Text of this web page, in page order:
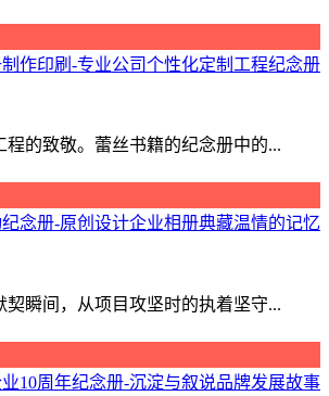
的致敬。蕾丝书籍的纪念册中的...
瞬间，从项目攻坚时的执着坚守...